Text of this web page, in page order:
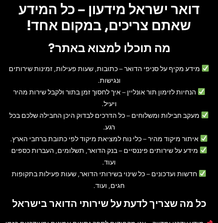
דואר ישראל מידעון – כל המידע
שאתם צריכים, במקום אחד!
מה תוכלו למצוא באתר?
מידע מקיף על סניפי הדואר– כתובות, שעות פעילות, זמינות שירותים
ונגישות.
הנחיות לזימון תור אונליין – איך לחסוך זמן בתור ולקבל שירות מהיר
ויעיל.
מעקב חבילות ומשלוחים – כל הדרכים לבדוק היכן החבילה שלכם בכל
רגע.
איתור מיקוד מהיר– כלי נוח למציאת מיקוד לפי כתובת ברחבי הארץ.
מידע על שירותים פיננסיים – בנק הדואר, תשלומים, העברות כספים
ועוד.
חדשות ועדכונים – כל שינוי בשירותי הדואר, שעות פעילות בתקופות
חגים, ועוד.
כל מה שצריך לדעת על שירותי הדואר בישראל